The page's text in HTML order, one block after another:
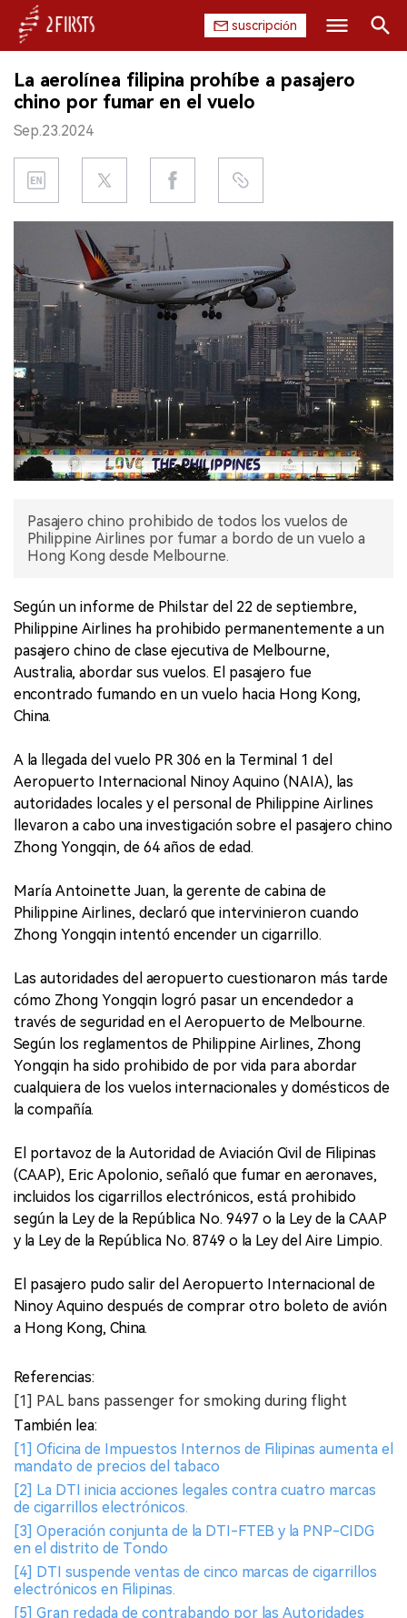
suscripción
INICIO
EMPRESA
PRODUCTO
REGULACIÓN
CHINA
DATOS
EXPOSICIÓN
ENTREVISTA
Buscar
La aerolínea filipina prohíbe a pasajero
chino por fumar en el vuelo
Sep.23.2024
Pasajero chino prohibido de todos los vuelos de
Philippine Airlines por fumar a bordo de un vuelo a
Hong Kong desde Melbourne.
Según un informe de Philstar del 22 de septiembre,
Philippine Airlines ha prohibido permanentemente a un
pasajero chino de clase ejecutiva de Melbourne,
Australia, abordar sus vuelos. El pasajero fue
encontrado fumando en un vuelo hacia Hong Kong,
China.
A la llegada del vuelo PR 306 en la Terminal 1 del
Aeropuerto Internacional Ninoy Aquino (NAIA), las
autoridades locales y el personal de Philippine Airlines
llevaron a cabo una investigación sobre el pasajero chino
Zhong Yongqin, de 64 años de edad.
María Antoinette Juan, la gerente de cabina de
Philippine Airlines, declaró que intervinieron cuando
Zhong Yongqin intentó encender un cigarrillo.
Las autoridades del aeropuerto cuestionaron más tarde
cómo Zhong Yongqin logró pasar un encendedor a
través de seguridad en el Aeropuerto de Melbourne.
Según los reglamentos de Philippine Airlines, Zhong
Yongqin ha sido prohibido de por vida para abordar
cualquiera de los vuelos internacionales y domésticos de
la compañía.
El portavoz de la Autoridad de Aviación Civil de Filipinas
(CAAP), Eric Apolonio, señaló que fumar en aeronaves,
incluidos los cigarrillos electrónicos, está prohibido
según la Ley de la República No. 9497 o la Ley de la CAAP
y la Ley de la República No. 8749 o la Ley del Aire Limpio.
El pasajero pudo salir del Aeropuerto Internacional de
Ninoy Aquino después de comprar otro boleto de avión
a Hong Kong, China.
Referencias:
[1] PAL bans passenger for smoking during flight
También lea:
[1] Oficina de Impuestos Internos de Filipinas aumenta el
mandato de precios del tabaco
[2] La DTI inicia acciones legales contra cuatro marcas
de cigarrillos electrónicos.
[3] Operación conjunta de la DTI-FTEB y la PNP-CIDG
en el distrito de Tondo
[4] DTI suspende ventas de cinco marcas de cigarrillos
electrónicos en Filipinas.
[5] Gran redada de contrabando por las Autoridades